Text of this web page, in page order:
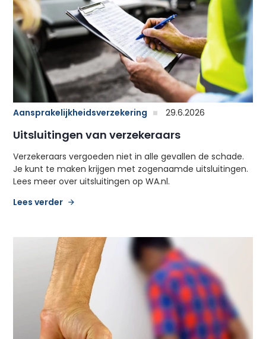
Aansprakelijkheidsverzekering 29.6.2026
Uitsluitingen van verzekeraars
Verzekeraars vergoeden niet in alle gevallen de schade.
Je kunt te maken krijgen met zogenaamde uitsluitingen.
Lees meer over uitsluitingen op WA.nl.
Lees verder